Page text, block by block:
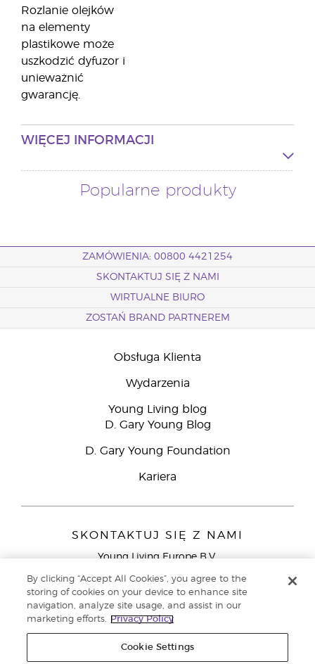
Rozlanie olejków
na elementy
plastikowe może
uszkodzić dyfuzor i
unieważnić
gwarancję.
WIĘCEJ INFORMACJI
Popularne produkty
ZAMÓWIENIA: 00800 4421254
SKONTAKTUJ SIĘ Z NAMI
WIRTUALNE BIURO
ZOSTAŃ BRAND PARTNEREM
Obsługa Klienta
Wydarzenia
Young Living blog
D. Gary Young Blog
D. Gary Young Foundation
Kariera
SKONTAKTUJ SIĘ Z NAMI
Young Living Europe B.V.
9727 AJ Groningen
Young Living Europe Ltd - Europejska siedziba
główna:+44 (0) 20 3935 9000
By clicking “Accept All Cookies”, you agree to the
storing of cookies on your device to enhance site
navigation, analyze site usage, and assist in our
marketing efforts.
Privacy Policy
Cookie Settings